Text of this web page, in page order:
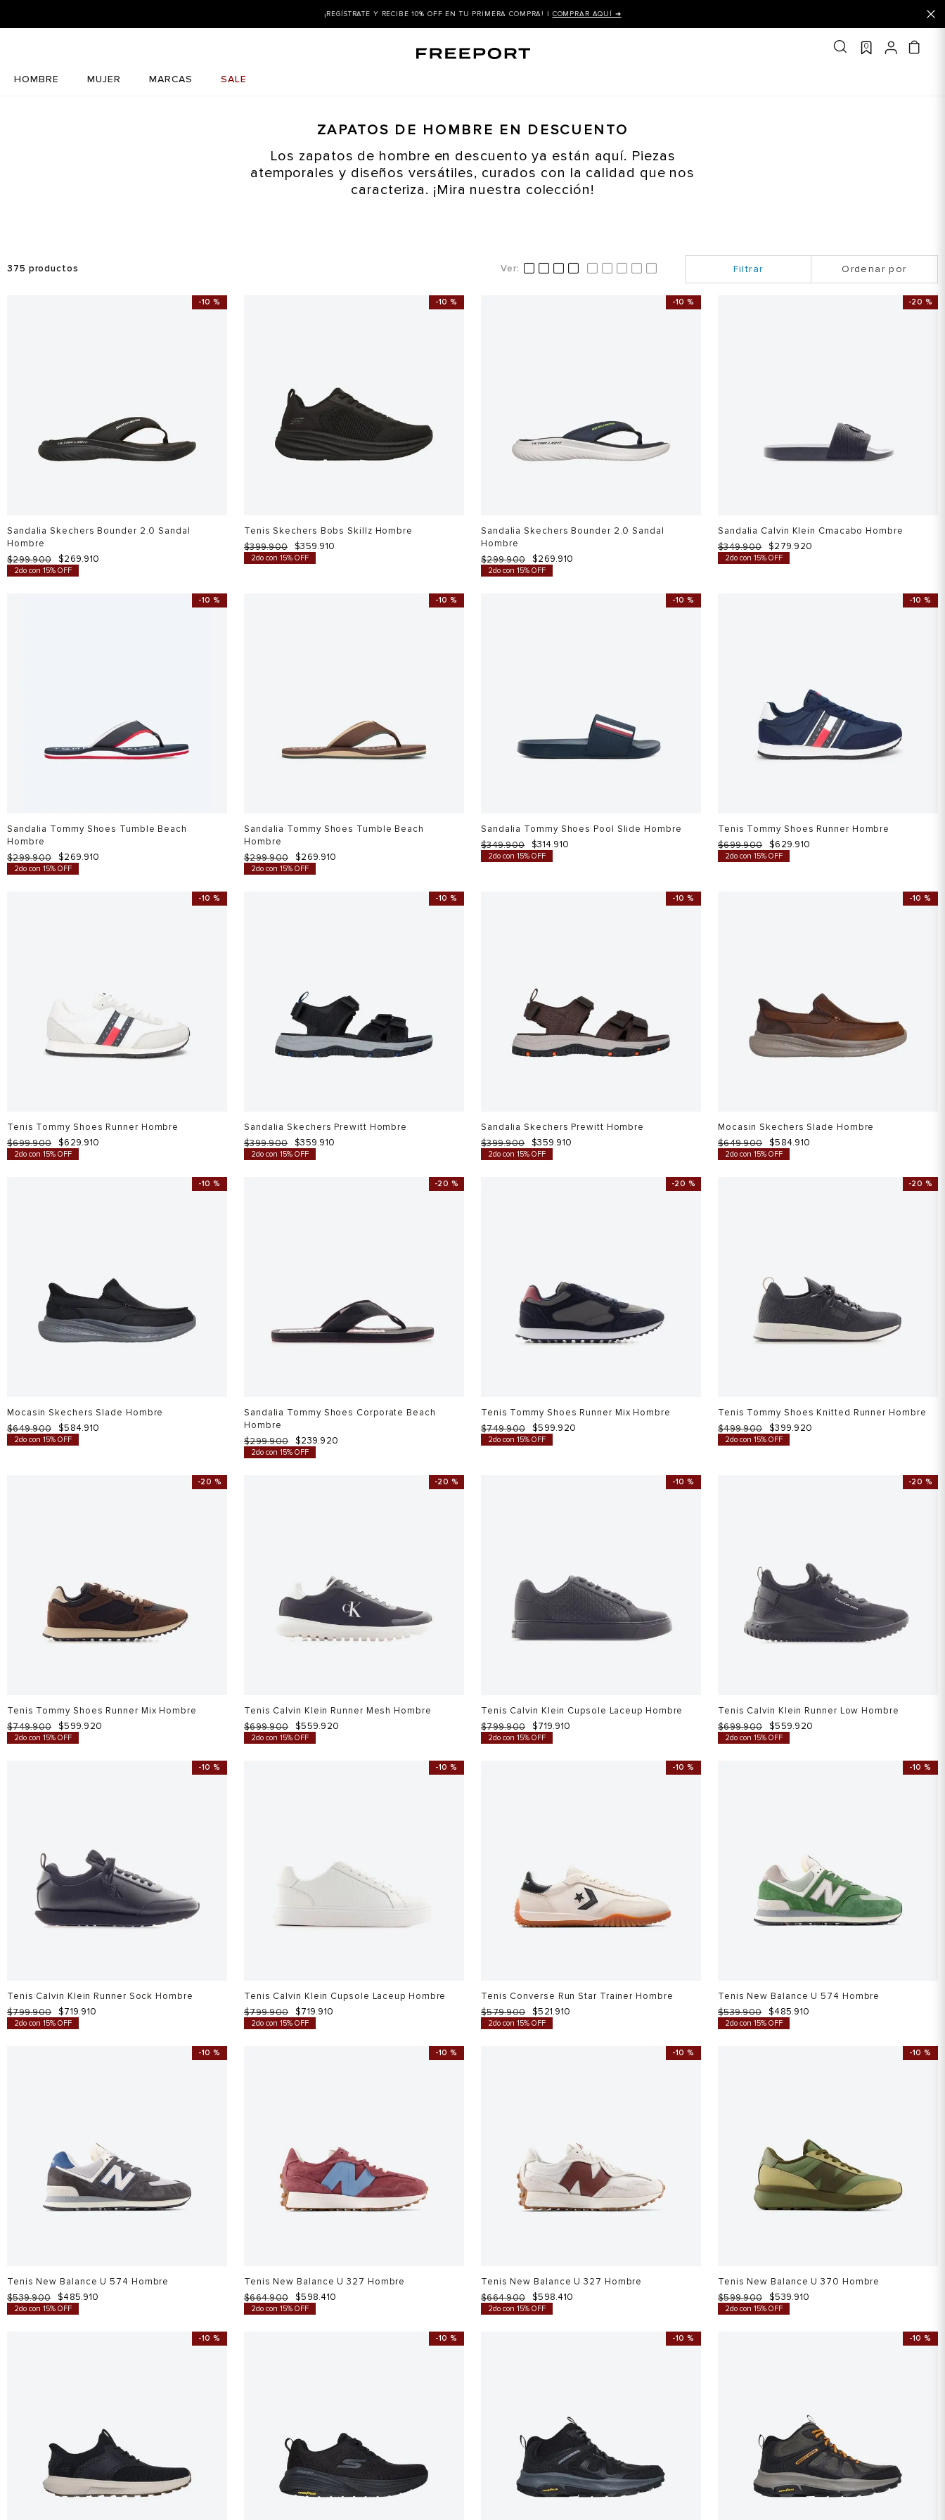
¡REGÍSTRATE Y RECIBE 10% OFF EN TU PRIMERA COMPRA! |COMPRAR AQUÍ ➜
0
HOMBRE MUJER MARCAS SALE
ZAPATOS DE HOMBRE EN DESCUENTO
Los zapatos de hombre en descuento ya están aquí. Piezas
atemporales y diseños versátiles, curados con la calidad que nos
caracteriza. ¡Mira nuestra colección!
375 productos Ordenar por
-10 %
Sandalia Skechers Bounder 2.0 Sandal
Hombre
$299.900 $269.910
2do con 15% OFF
-10 %
Tenis Skechers Bobs Skillz Hombre
$399.900 $359.910
2do con 15% OFF
-10 %
Sandalia Skechers Bounder 2.0 Sandal
Hombre
$299.900 $269.910
2do con 15% OFF
-20 %
Sandalia Calvin Klein Cmacabo Hombre
$349.900 $279.920
2do con 15% OFF
-10 %
Sandalia Tommy Shoes Tumble Beach
Hombre
$299.900 $269.910
2do con 15% OFF
-10 %
Sandalia Tommy Shoes Tumble Beach
Hombre
$299.900 $269.910
2do con 15% OFF
-10 %
Sandalia Tommy Shoes Pool Slide Hombre
$349.900 $314.910
2do con 15% OFF
-10 %
Tenis Tommy Shoes Runner Hombre
$699.900 $629.910
2do con 15% OFF
-10 %
Tenis Tommy Shoes Runner Hombre
$699.900 $629.910
2do con 15% OFF
-10 %
Sandalia Skechers Prewitt Hombre
$399.900 $359.910
2do con 15% OFF
-10 %
Sandalia Skechers Prewitt Hombre
$399.900 $359.910
2do con 15% OFF
-10 %
Mocasin Skechers Slade Hombre
$649.900 $584.910
2do con 15% OFF
-10 %
Mocasin Skechers Slade Hombre
$649.900 $584.910
2do con 15% OFF
-20 %
Sandalia Tommy Shoes Corporate Beach
Hombre
$299.900 $239.920
2do con 15% OFF
-20 %
Tenis Tommy Shoes Runner Mix Hombre
$749.900 $599.920
2do con 15% OFF
-20 %
Tenis Tommy Shoes Knitted Runner Hombre
$499.900 $399.920
2do con 15% OFF
-20 %
Tenis Tommy Shoes Runner Mix Hombre
$749.900 $599.920
2do con 15% OFF
-20 %
Tenis Calvin Klein Runner Mesh Hombre
$699.900 $559.920
2do con 15% OFF
-10 %
Tenis Calvin Klein Cupsole Laceup Hombre
$799.900 $719.910
2do con 15% OFF
-20 %
Tenis Calvin Klein Runner Low Hombre
$699.900 $559.920
2do con 15% OFF
-10 %
Tenis Calvin Klein Runner Sock Hombre
$799.900 $719.910
2do con 15% OFF
-10 %
Tenis Calvin Klein Cupsole Laceup Hombre
$799.900 $719.910
2do con 15% OFF
-10 %
Tenis Converse Run Star Trainer Hombre
$579.900 $521.910
2do con 15% OFF
-10 %
Tenis New Balance U 574 Hombre
$539.900 $485.910
2do con 15% OFF
-10 %
Tenis New Balance U 574 Hombre
$539.900 $485.910
2do con 15% OFF
-10 %
Tenis New Balance U 327 Hombre
$664.900 $598.410
2do con 15% OFF
-10 %
Tenis New Balance U 327 Hombre
$664.900 $598.410
2do con 15% OFF
-10 %
Tenis New Balance U 370 Hombre
$599.900 $539.910
2do con 15% OFF
-10 % -10 % -10 % -10 %